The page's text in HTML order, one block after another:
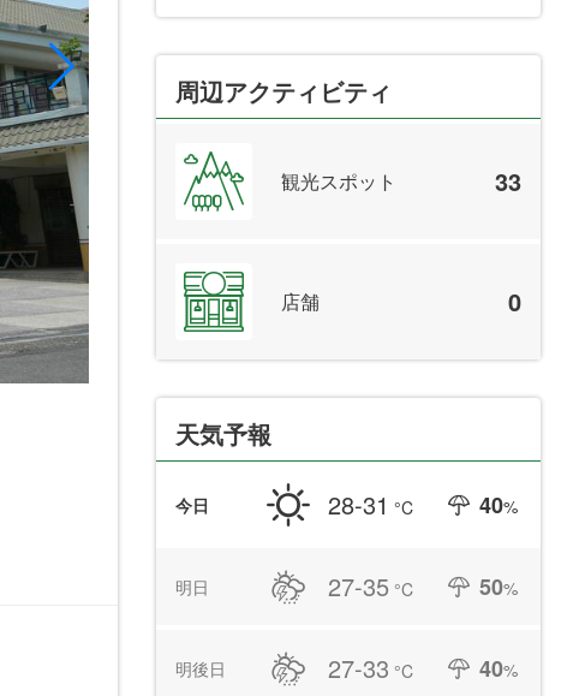
周辺アクティビティ
観光スポット 33
店舗 0
天気予報
今日 28-31 °C 40%
明日 27-35 °C 50%
明後日 27-33 °C 40%